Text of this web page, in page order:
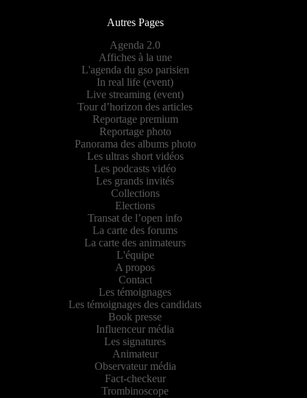
Autres Pages
Agenda 2.0
Affiches à la une
L'agenda du gso parisien
In real life (event)
Live streaming (event)
Tour d’horizon des articles
Reportage premium
Reportage photo
Panorama des albums photo
Les ultras short vidéos
Les podcasts vidéo
Les grands invités
Collections
Elections
Transat de l’open info
La carte des forums
La carte des animateurs
L'équipe
A propos
Contact
Les témoignages
Les témoignages des candidats
Book presse
Influenceur média
Les signatures
Animateur
Observateur média
Fact-checkeur
Trombinoscope